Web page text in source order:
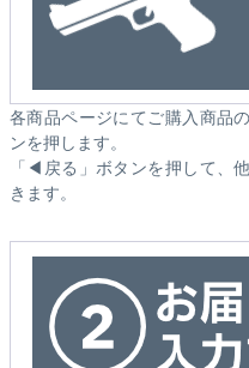
各商品ページにてご購入商品
ンを押します。
「◀戻る」ボタンを押して、
きます。